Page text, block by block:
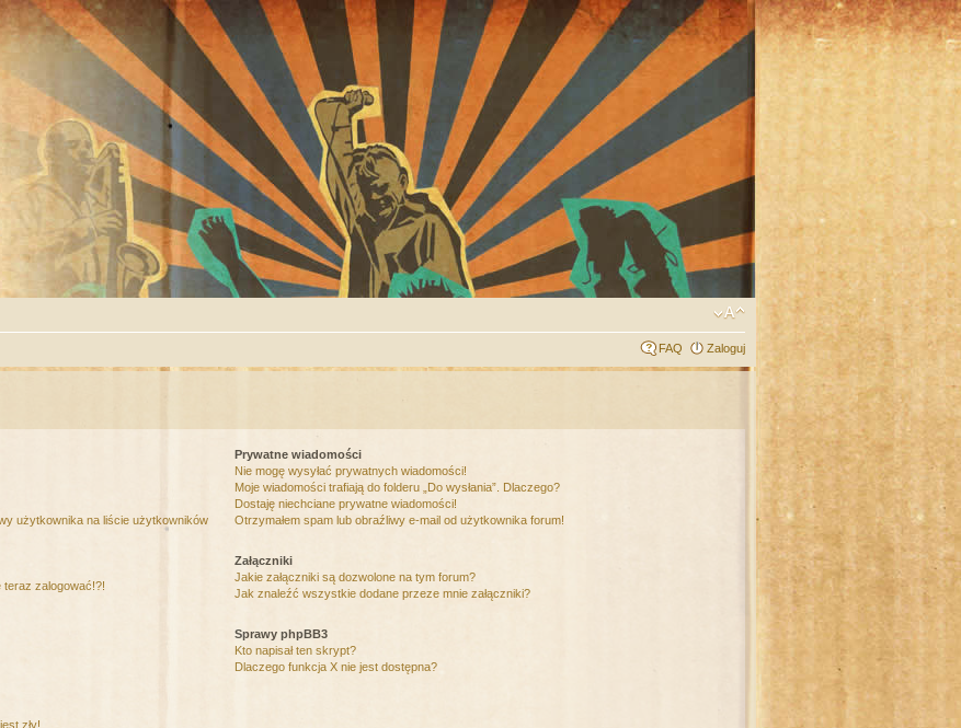
FAQ Zaloguj
użytkownika na liście użytkowników
teraz zalogować!?!
zły!
Prywatne wiadomości
Nie mogę wysyłać prywatnych wiadomości!
Moje wiadomości trafiają do folderu „Do wysłania”. Dlaczego?
Dostaję niechciane prywatne wiadomości!
Otrzymałem spam lub obraźliwy e-mail od użytkownika forum!
Załączniki
Jakie załączniki są dozwolone na tym forum?
Jak znaleźć wszystkie dodane przeze mnie załączniki?
Sprawy phpBB3
Kto napisał ten skrypt?
Dlaczego funkcja X nie jest dostępna?